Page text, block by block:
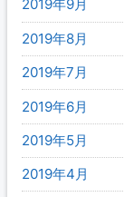
2019年9月
2019年8月
2019年7月
2019年6月
2019年5月
2019年4月